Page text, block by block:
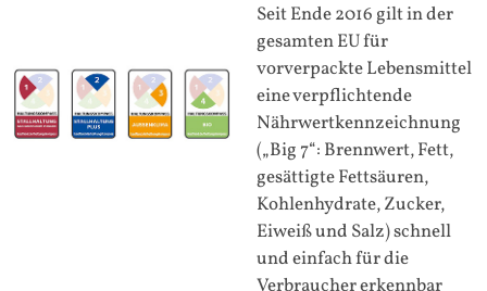
Seit Ende 2016 gilt in der
gesamten EU für
vorverpackte Lebensmittel
eine verpflichtende
Nährwertkennzeichnung
(„Big 7“: Brennwert, Fett,
gesättigte Fettsäuren,
Kohlenhydrate, Zucker,
Eiweiß und Salz) schnell
und einfach für die
Verbraucher erkennbar